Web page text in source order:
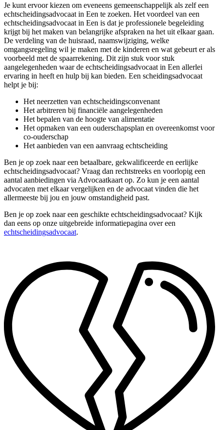
Je kunt ervoor kiezen om eveneens gemeenschappelijk als zelf een
echtscheidingsadvocaat in Een te zoeken. Het voordeel van een
echtscheidingsadvocaat in Een is dat je professionele begeleiding
krijgt bij het maken van belangrijke afspraken na het uit elkaar gaan.
De verdeling van de huisraad, naamswijziging, welke
omgangsregeling wil je maken met de kinderen en wat gebeurt er als
voorbeeld met de spaarrekening. Dit zijn stuk voor stuk
aangelegenheden waar de echtscheidingsadvocaat in Een allerlei
ervaring in heeft en hulp bij kan bieden. Een scheidingsadvocaat
helpt je bij:
Het neerzetten van echtscheidingsconvenant
Het arbitreren bij financiële aangelegenheden
Het bepalen van de hoogte van alimentatie
Het opmaken van een ouderschapsplan en overeenkomst voor
co-ouderschap
Het aanbieden van een aanvraag echtscheiding
Ben je op zoek naar een betaalbare, gekwalificeerde en eerlijke
echtscheidingsadvocaat? Vraag dan rechtstreeks en voorlopig een
aantal aanbiedingen via Advocaatkaart op. Zo kun je een aantal
advocaten met elkaar vergelijken en de advocaat vinden die het
allermeeste bij jou en jouw omstandigheid past.
Ben je op zoek naar een geschikte echtscheidingsadvocaat? Kijk
dan eens op onze uitgebreide informatiepagina over een
echtscheidingsadvocaat.